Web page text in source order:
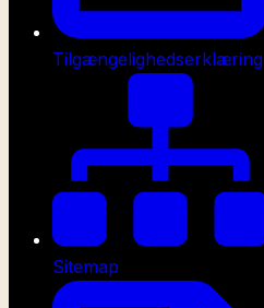
Tilgængelighedserklæring
Sitemap